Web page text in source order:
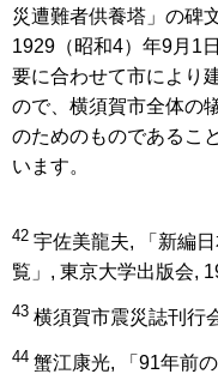
災遭難者供養塔」の碑
1929（昭和4）年9月1
要に合わせて市により
ので、横須賀市全体の
のためのものであるこ
います。
42 宇佐美龍夫, 「新編
覧」, 東京大学出版会,
43 横須賀市震災誌刊行
44 蟹江康光, 「91年前